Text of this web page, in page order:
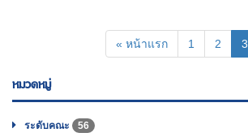
« หน้าแรก 1 2 3
หมวดหมู่
ระดับคณะ
56